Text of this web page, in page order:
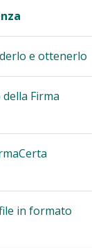
e ottenerlo
Firma
in formato